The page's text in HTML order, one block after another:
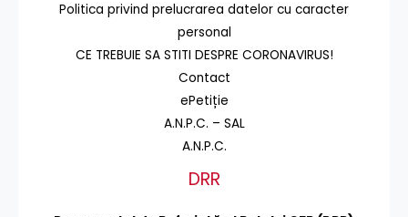
Politica privind prelucrarea datelor cu caracter
personal
CE TREBUIE SA STITI DESPRE CORONAVIRUS!
Contact
ePetiție
A.N.P.C. – SAL
A.N.P.C.
DRR